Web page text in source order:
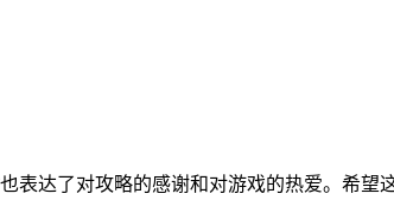
表达了对攻略的感谢和对游戏的热爱。希望